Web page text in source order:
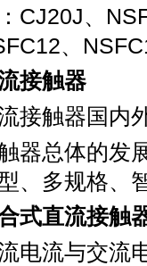
CJ20J、
、
接触器
接触器国内
器总体的发
、多规格、
式直流接触
电流与交流